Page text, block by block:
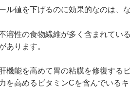
ル値を下げるのに効果的なのは、
溶性の食物繊維が多く含まれてい
あります。
機能を高めて胃の粘膜を修復する
を高めるビタミンCを含んでいるキ